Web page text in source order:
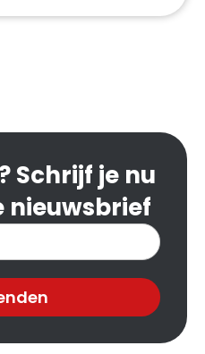
Schrijf je nu
nieuwsbrief